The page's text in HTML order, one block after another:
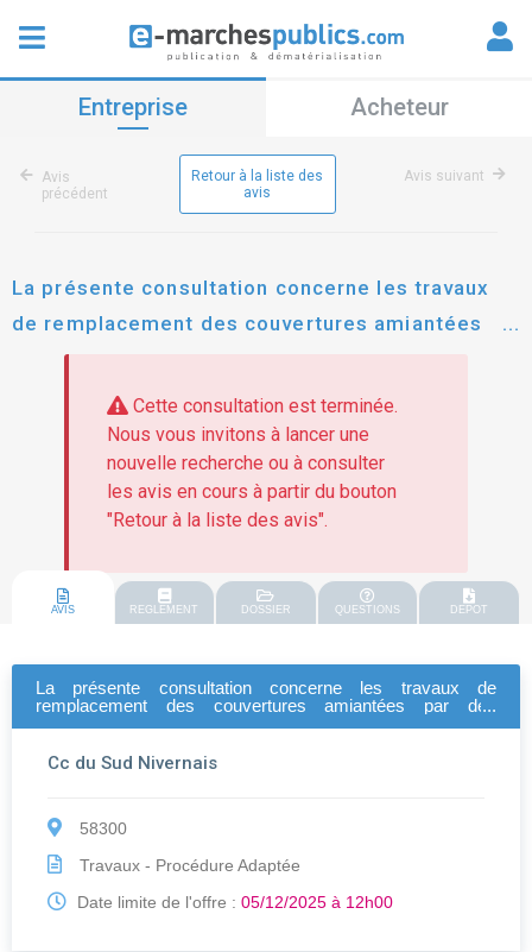
Entreprise Acheteur
Avis
précédent
Retour à la liste des
avis
Avis suivant
La présente consultation concerne les travaux
de remplacement des couvertures amiantées
par des couvertures en bacs acier secs, des
bâtiments du stadCette consultation est terminée.
Nous vous invitons à lancer une
nouvelle recherche ou à consulter
les avis en cours à partir du bouton
"Retour à la liste des avis".
AVIS REGLEMENT DOSSIER QUESTIONS DEPOT
La présente consultation concerne les travaux de
remplacement des couvertures amiantées par des
Cc du Sud Nivernais
58300
Travaux - Procédure Adaptée
Date limite de l'offre : 05/12/2025 à 12h00